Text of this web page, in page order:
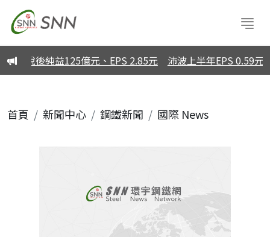
稅後純益125億元、EPS 2.85元 沛波上半年EPS 0.59元
首頁 新聞中心 鋼鐵新聞 國際 News